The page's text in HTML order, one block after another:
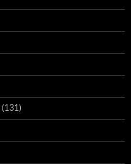
(131)